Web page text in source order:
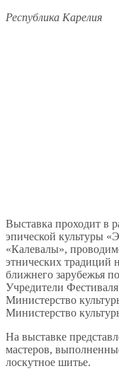
Республика Карелия
Выставка проходит в
эпической культуры
«Калевалы»,
этнических традиций
ближнего зарубежья
Учредители
Министерство
Министерство
На выставке
мастеров,
лоскутное шитье.